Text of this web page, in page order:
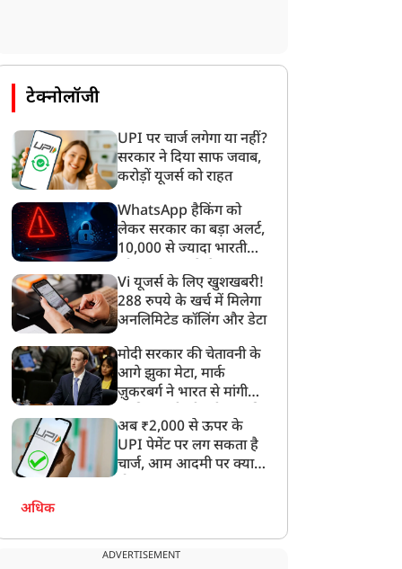
टेक्नोलॉजी
UPI पर चार्ज लगेगा या नहीं?
सरकार ने दिया साफ जवाब,
करोड़ों यूजर्स को राहत
WhatsApp हैकिंग को
लेकर सरकार का बड़ा अलर्ट,
10,000 से ज्यादा भारतीयों
गया
Vi यूजर्स के लिए खुशखबरी!
288 रुपये के खर्च में मिलेगा
अनलिमिटेड कॉलिंग और डेटा
मोदी सरकार की चेतावनी के
आगे झुका मेटा, मार्क
ज़ुकरबर्ग ने भारत से मांगी
अब ₹2,000 से ऊपर के
UPI पेमेंट पर लग सकता है
चार्ज, आम आदमी पर क्या
अधिक
ADVERTISEMENT